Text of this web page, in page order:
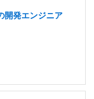
開発エンジニア